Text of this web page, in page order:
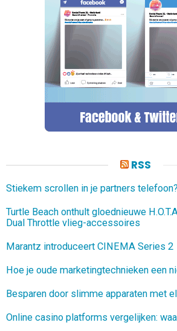
RSS
Stiekem scrollen in je partners
Turtle Beach onthult gloednieuwe
Dual Throttle vlieg-accessoires
Marantz introduceert CINEMA Series 2
Hoe je oude marketingtechnieken een
Besparen door slimme apparaten met
Online casino platforms vergelijken: